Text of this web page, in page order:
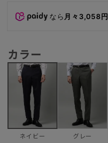
なら 月々3,058円
カラー
ネイビー グレー